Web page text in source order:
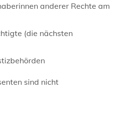
anderer Rechte am
(die nächsten
sind nicht